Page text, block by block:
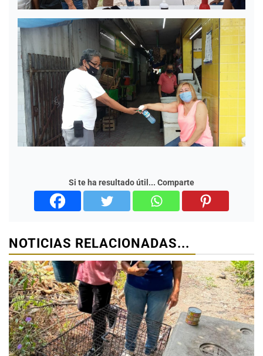
Si te ha resultado útil... Comparte
NOTICIAS RELACIONADAS...